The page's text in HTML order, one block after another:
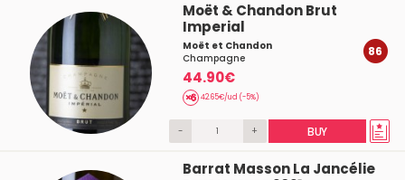
Moët & Chandon Brut
Imperial
Moët et Chandon
Champagne
44.90€
42.65€/ud (-5%)
86
- + BUY
Barrat Masson La Jancélie